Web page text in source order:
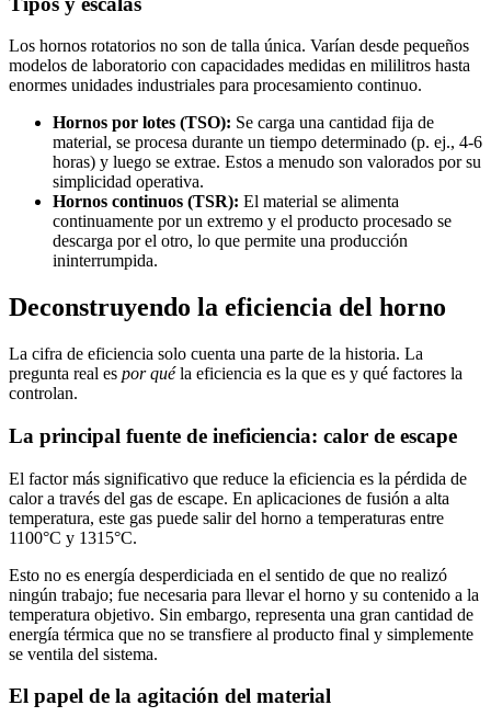
Los hornos rotatorios no son de talla única. Varían desde pequeños
modelos de laboratorio con capacidades medidas en mililitros hasta
enormes unidades industriales para procesamiento continuo.
Hornos por lotes (TSO): Se carga una cantidad fija de
material, se procesa durante un tiempo determinado (p. ej., 4-6
horas) y luego se extrae. Estos a menudo son valorados por su
simplicidad operativa.
Hornos continuos (TSR): El material se alimenta
continuamente por un extremo y el producto procesado se
descarga por el otro, lo que permite una producción
ininterrumpida.
Deconstruyendo la eficiencia del horno
La cifra de eficiencia solo cuenta una parte de la historia. La
pregunta real es por quéla eficiencia es la que es y qué factores la
controlan.
La principal fuente de ineficiencia: calor de escape
El factor más significativo que reduce la eficiencia es la pérdida de
calor a través del gas de escape. En aplicaciones de fusión a alta
temperatura, este gas puede salir del horno a temperaturas entre
1100°C y 1315°C.
Esto no es energía desperdiciada en el sentido de que no realizó
ningún trabajo; fue necesaria para llevar el horno y su contenido a la
temperatura objetivo. Sin embargo, representa una gran cantidad de
energía térmica que no se transfiere al producto final y simplemente
se ventila del sistema.
El papel de la agitación del material